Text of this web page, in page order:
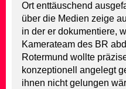
Ort enttäuschend
über die Medien zeige
in der er dokumentiere,
Kamerateam des BR
Rotermund wollte
konzeptionell angelegt
ihnen nicht gelungen